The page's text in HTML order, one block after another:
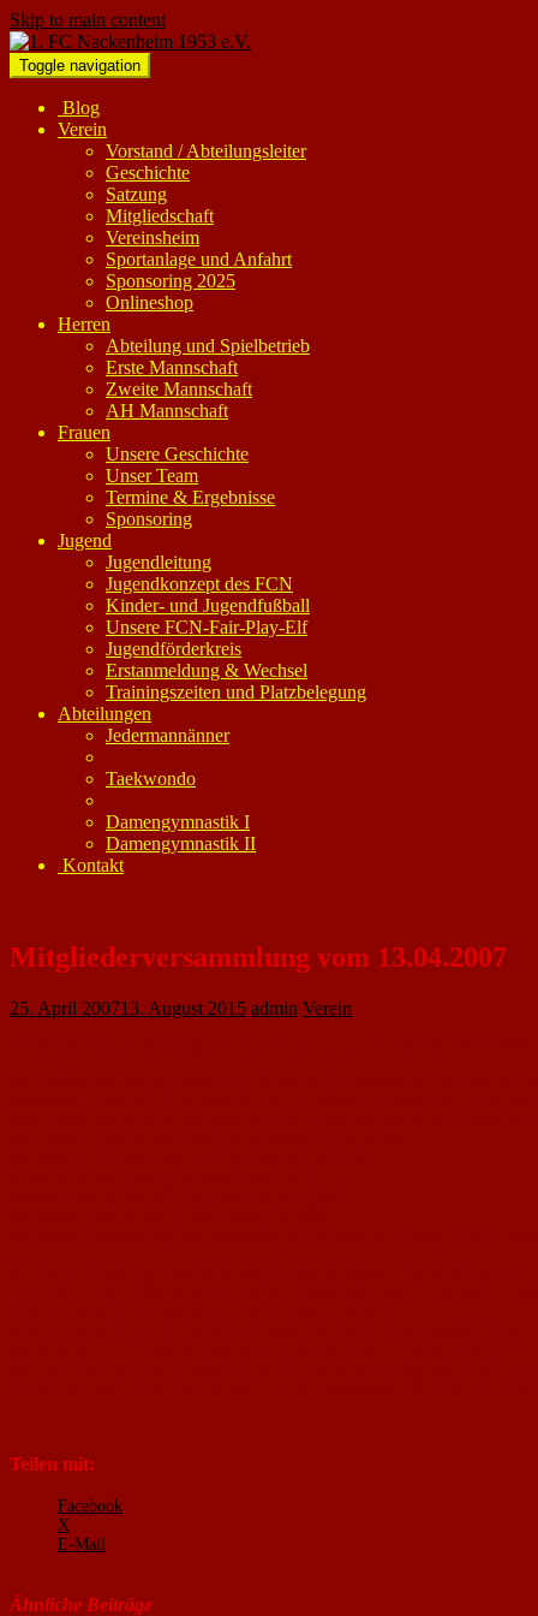
Skip to main content
Toggle navigation
Blog
Verein
Vorstand / Abteilungsleiter
Geschichte
Satzung
Mitgliedschaft
Vereinsheim
Sportanlage und Anfahrt
Sponsoring 2025
Onlineshop
Herren
Abteilung und Spielbetrieb
Erste Mannschaft
Zweite Mannschaft
AH Mannschaft
Frauen
Unsere Geschichte
Unser Team
Termine & Ergebnisse
Sponsoring
Jugend
Jugendleitung
Jugendkonzept des FCN
Kinder- und Jugendfußball
Unsere FCN-Fair-Play-Elf
Jugendförderkreis
Erstanmeldung & Wechsel
Trainingszeiten und Platzbelegung
Abteilungen
Jedermannänner
Taekwondo
Damengymnastik I
Damengymnastik II
Kontakt
Mitgliederversammlung vom 13.04.2007
25. April 200713. August 2015 admin Verein
Teilen mit:
Facebook
X
E-Mail
Ähnliche Beiträge